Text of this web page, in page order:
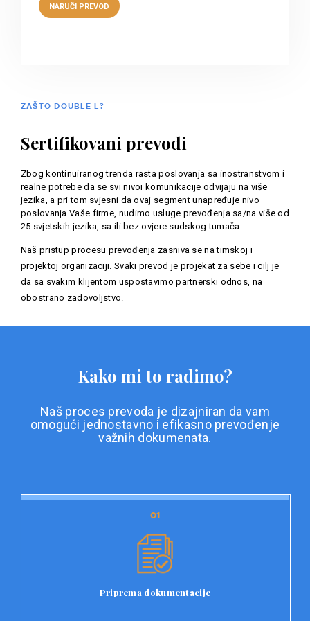
ZAŠTO DOUBLE L?
Sertifikovani prevodi
Zbog kontinuiranog trenda rasta poslovanja sa inostranstvom i
realne potrebe da se svi nivoi komunikacije odvijaju na više
jezika, a pri tom svjesni da ovaj segment unapređuje nivo
poslovanja Vaše firme, nudimo usluge prevođenja sa/na više od
25 svjetskih jezika, sa ili bez ovjere sudskog tumača.
Naš pristup procesu prevođenja zasniva se na timskoj i
projektoj organizaciji. Svaki prevod je projekat za sebe i cilj je
da sa svakim klijentom uspostavimo partnerski odnos, na
obostrano zadovoljstvo.
Kako mi to radimo?
Naš proces prevoda je dizajniran da vam
omogući jednostavno i efikasno prevođenje
važnih dokumenata.
01
Priprema dokumentacije
01
Prvi korak u našem procesu prevoda je priprema
dokumentacije. Korisnici jednostavno učitavaju svoje
dokumenta, kao i specifične zahtjeve za prevod.